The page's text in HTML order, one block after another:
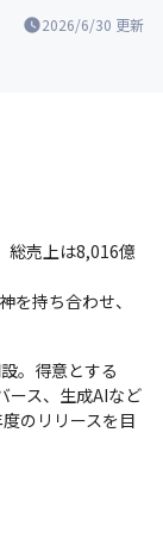
2026/6/30 更新
総売上は8,016億
を持ち合わせ、
。得意とする
ース、生成AIなど
のリリースを目